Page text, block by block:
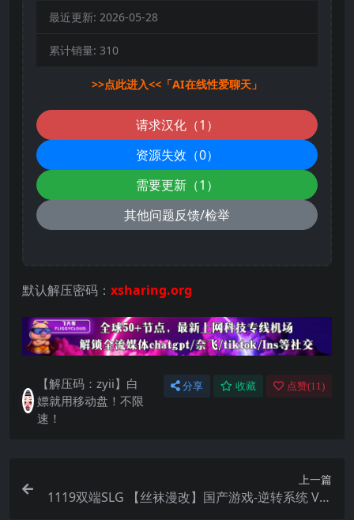
最近更新: 2026-05-28
累计销量: 310
>>点此进入<<「AI在线性爱聊天」
请求汉化（1）
资源失效（0）
需要更新（1）
其他问题反馈/检举
默认解压密码： xsharing.org
【解压码：zyii】白
嫖就用移动盘！不限
速！
分享 收藏 点赞(11)
上一篇
1119双端SLG 【丝袜漫改】国产游戏-逆转系统 Ver